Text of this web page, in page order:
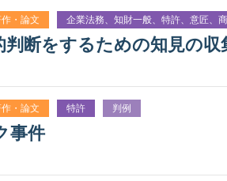
・論文 企業法務、知財一般、特許、意匠、
判断をするための知見の
・論文 特許 判例
事件